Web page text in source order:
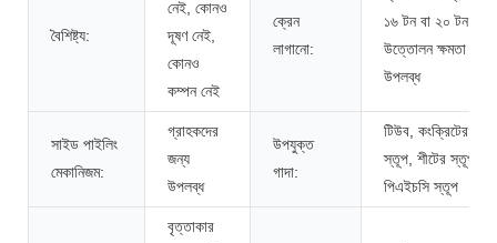
বৈশিষ্ট্য:
নেই, কোনও
দূষণ নেই,
কোনও
কম্পন নেই
ক্রেন
লাগানো:
১৬ টন বা ২০ টন
উত্তোলন ক্ষমতা
উপলব্ধ
সাইড পাইলিং
মেকানিজম:
গ্রাহকদের
জন্য
উপলব্ধ
উপযুক্ত
গাদা:
টিউব, কংক্রিটের
স্তূপ, শীটের স্তূপ,
পিএইচসি স্তূপ
বৃত্তাকার